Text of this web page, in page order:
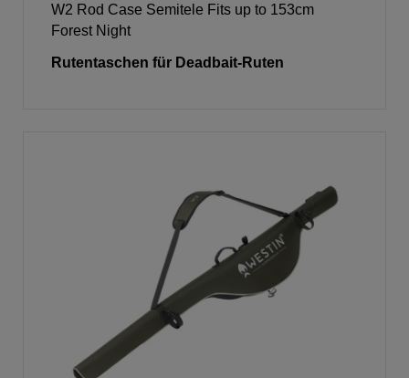
W2 Rod Case Semitele Fits up to 153cm
Forest Night
Rutentaschen für Deadbait-Ruten